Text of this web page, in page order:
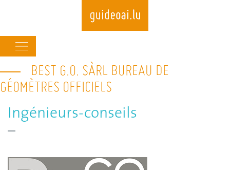
Skip
to
navigation
BEST G.O. SÀRL BUREAU DE
GÉOMÈTRES OFFICIELS
Ingénieurs-conseils